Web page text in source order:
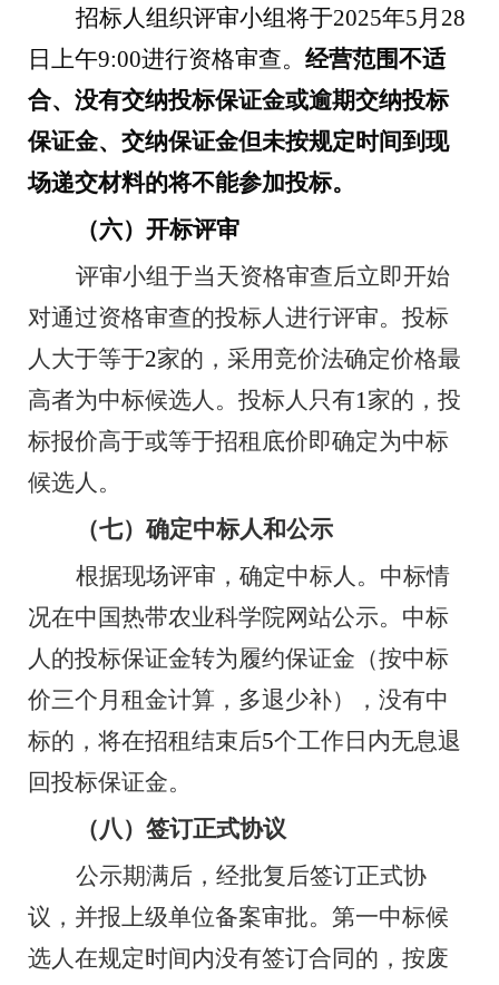
招标人组织评审小组将于2025年5月 28
日上午9:00进行资格审查。 经营范围不适
合、没有交纳投标保证金或逾期交纳投标
保证金、交纳保证金但未按规定时间到现
场递交材料的将不能参加投标。
（六）开标评审
评审小组于当天资格审查后立即开始
对通过资格审查的投标人进行评审。投标
人大于等于2家的，采用竞价法确定价格最
高者为中标候选人。投标人只有1家的，投
标报价高于或等于招租底价即确定为中标
候选人。
（七）确定中标人和公示
根据现场评审，确定中标人。中标情
况在中国热带农业科学院网站公示。中标
人的投标保证金转为履约保证金（按中标
价三个月租金计算，多退少补），没有中
标的，将在招租结束后5个工作日内无息退
回投标保证金。
（八）签订正式协议
公示期满后，经批复后签订正式协
议，并报上级单位备案审批。第一中标候
选人在规定时间内没有签订合同的，按废